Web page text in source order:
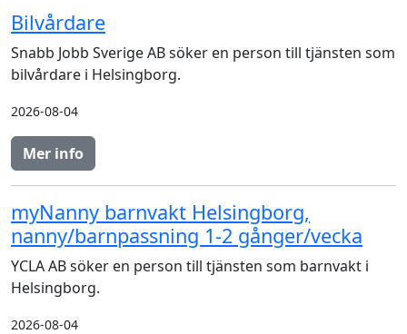
Bilvårdare
Snabb Jobb Sverige AB söker en person till tjänsten som
bilvårdare i Helsingborg.
2026-08-04
Mer info
myNanny barnvakt Helsingborg,
nanny/barnpassning 1-2 gånger/vecka
YCLA AB söker en person till tjänsten som barnvakt i
Helsingborg.
2026-08-04